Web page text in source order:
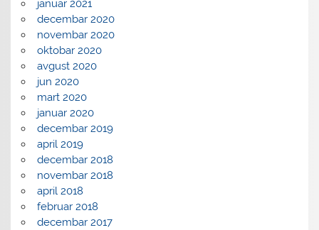
januar 2021
decembar 2020
novembar 2020
oktobar 2020
avgust 2020
jun 2020
mart 2020
januar 2020
decembar 2019
april 2019
decembar 2018
novembar 2018
april 2018
februar 2018
decembar 2017